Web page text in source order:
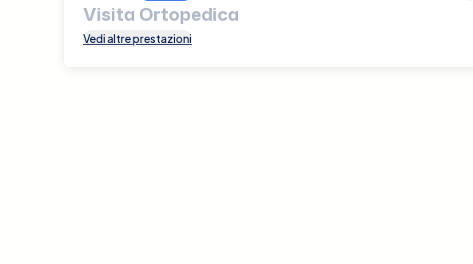
Visita Ortopedica
Vedi altre prestazioni